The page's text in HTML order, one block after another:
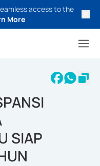
access to the
More
SIAP